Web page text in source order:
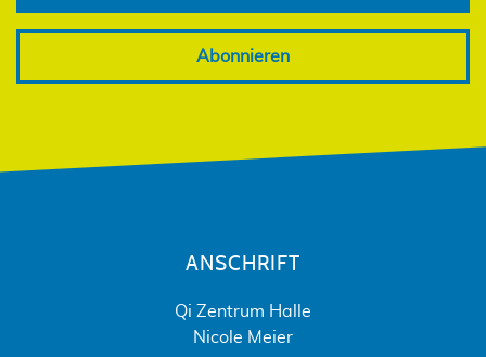
Abonnieren
ANSCHRIFT
Qi Zentrum Halle
Nicole Meier